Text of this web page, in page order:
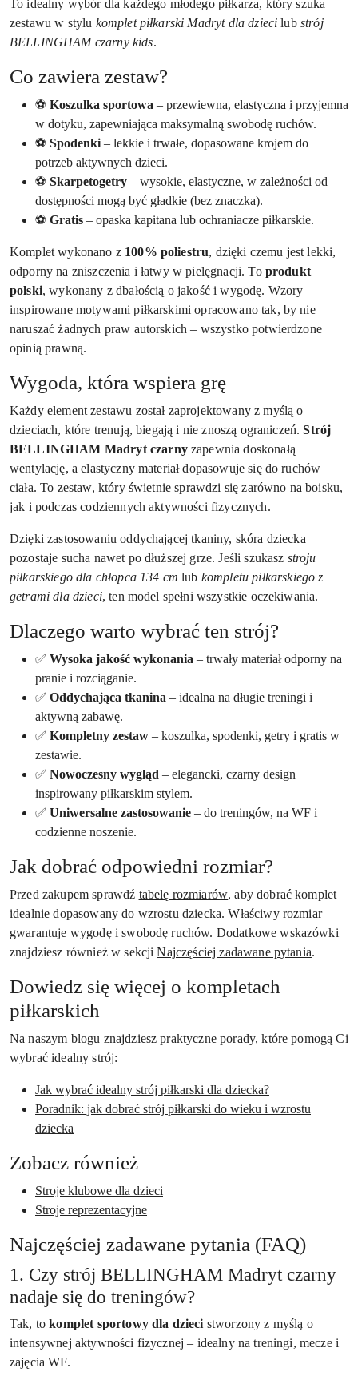
To idealny wybór dla każdego młodego piłkarza, który szuka
zestawu w stylu komplet piłkarski Madryt dla dzieci lub strój
BELLINGHAM czarny kids.
Co zawiera zestaw?
⚽ Koszulka sportowa – przewiewna, elastyczna i przyjemna
w dotyku, zapewniająca maksymalną swobodę ruchów.
⚽ Spodenki – lekkie i trwałe, dopasowane krojem do
potrzeb aktywnych dzieci.
⚽ Skarpetogetry – wysokie, elastyczne, w zależności od
dostępności mogą być gładkie (bez znaczka).
⚽ Gratis – opaska kapitana lub ochraniacze piłkarskie.
Komplet wykonano z 100% poliestru, dzięki czemu jest lekki,
odporny na zniszczenia i łatwy w pielęgnacji. To produkt
polski, wykonany z dbałością o jakość i wygodę. Wzory
inspirowane motywami piłkarskimi opracowano tak, by nie
naruszać żadnych praw autorskich – wszystko potwierdzone
opinią prawną.
Wygoda, która wspiera grę
Każdy element zestawu został zaprojektowany z myślą o
dzieciach, które trenują, biegają i nie znoszą ograniczeń.Strój
BELLINGHAM Madryt czarnyzapewnia doskonałą
wentylację, a elastyczny materiał dopasowuje się do ruchów
ciała. To zestaw, który świetnie sprawdzi się zarówno na boisku,
jak i podczas codziennych aktywności fizycznych.
Dzięki zastosowaniu oddychającej tkaniny, skóra dziecka
pozostaje sucha nawet po dłuższej grze. Jeśli szukasz stroju
piłkarskiego dla chłopca 134 cm lub kompletu piłkarskiego z
getrami dla dzieci, ten model spełni wszystkie oczekiwania.
Dlaczego warto wybrać ten strój?
✅ Wysoka jakość wykonania – trwały materiał odporny na
pranie i rozciąganie.
✅ Oddychająca tkanina – idealna na długie treningi i
aktywną zabawę.
✅ Kompletny zestaw – koszulka, spodenki, getry i gratis w
zestawie.
✅ Nowoczesny wygląd – elegancki, czarny design
inspirowany piłkarskim stylem.
✅ Uniwersalne zastosowanie – do treningów, na WF i
codzienne noszenie.
Jak dobrać odpowiedni rozmiar?
Przed zakupem sprawdź tabelę rozmiarów, aby dobrać komplet
idealnie dopasowany do wzrostu dziecka. Właściwy rozmiar
gwarantuje wygodę i swobodę ruchów. Dodatkowe wskazówki
znajdziesz również w sekcjiNajczęściej zadawane pytania.
Dowiedz się więcej o kompletach
piłkarskich
Na naszym blogu znajdziesz praktyczne porady, które pomogą Ci
wybrać idealny strój:
Jak wybrać idealny strój piłkarski dla dziecka?
Poradnik: jak dobrać strój piłkarski do wieku i wzrostu
dziecka
Zobacz również
Stroje klubowe dla dzieci
Stroje reprezentacyjne
Najczęściej zadawane pytania (FAQ)
1. Czy strój BELLINGHAM Madryt czarny
nadaje się do treningów?
Tak, tokomplet sportowy dla dzieci stworzony z myślą o
intensywnej aktywności fizycznej – idealny na treningi, mecze i
zajęcia WF.